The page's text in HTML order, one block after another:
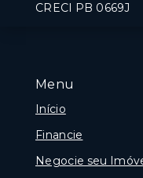
Menu
Início
Financie
Negocie seu
CRECI PB 0669J